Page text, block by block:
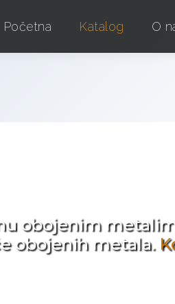
Početna Katalog O
obojenim
obojenih metala.